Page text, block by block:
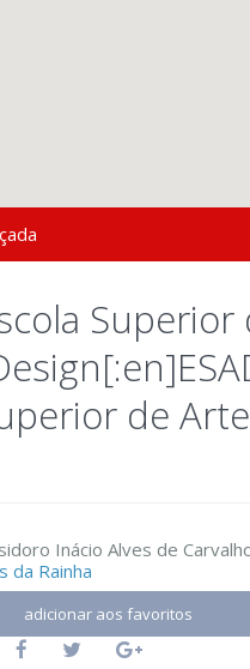
Superior
de
Inácio Alves de
da Rainha
adicionar aos favoritos